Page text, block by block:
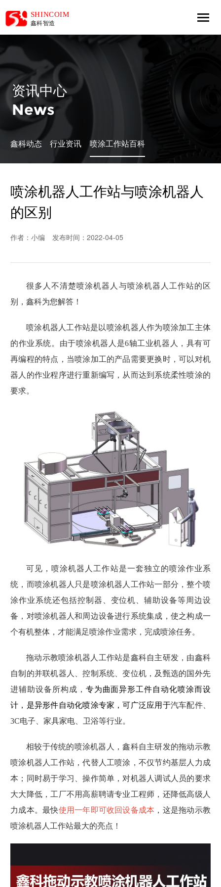
资讯中心
News
鑫科动态 行业资讯 喷涂工作站百科
喷涂机器人工作站与喷涂机器人
的区别
作者：小编 发布时间：2022-04-05
很多人不清楚喷涂机器人与喷涂机器人工作站的区
别，鑫科为您解答！
喷涂机器人工作站是以 喷涂机器人作为喷涂加工主体
的作业系统。由于喷涂机器人是6轴工业机器人 ， 具有可
再编程的特点，当喷涂加工的产品需要更换时，可以对机
器人的作业程序进行重新编写，从而达到系统柔性喷涂的
要求。
可见 ， 喷涂机器人工作站是一套独立的喷涂作业系
统，而喷涂机器人 只是喷涂机器人工作站一部分，整个喷
涂作业系统还包括控制器 、变位机 、辅助设备等周边设
备，对喷涂机器人和周边设备进行系统集成，使之构成一
个有机整体，才能满足喷涂作业需求 ， 完成喷涂任务。
拖动示教喷涂机器人 工作站是鑫科自主研发，由鑫科
自制的并联机器人、控制系统、变位机，及甄选的国外先
进辅助设备所构成， 专为曲面异形工件自动化喷涂而设
计， 是异形件自动化喷涂专家 ，可广泛应用于汽车配件、
3C电子、家具家电、卫浴等行业。
相较于传统的喷涂机器人，鑫科自主研发的拖动示教
喷涂机器人 工作站，代替人工喷涂，不仅节约基层人力成
本；同时易于学习、操作简单，对机器人调试人员的要求
大大降低，工厂不用高薪聘请专业工程师，还降低高级人
力成本。最快使用一年即可收回设备成本 ，这是拖动示教
喷涂机器人 工作站最大的亮点！